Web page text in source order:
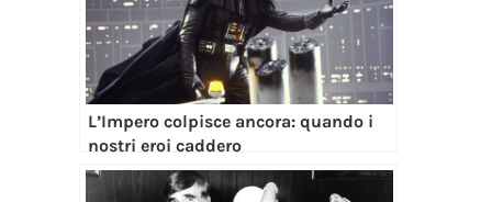
L’Impero colpisce ancora: quando i
nostri eroi caddero